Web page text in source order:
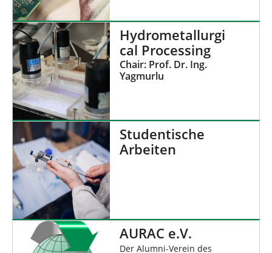
Hydrometallurgi
cal Processing
Chair: Prof. Dr. Ing.
Yagmurlu
Studentische
Arbeiten
AURAC e.V.
Der Alumni-Verein des